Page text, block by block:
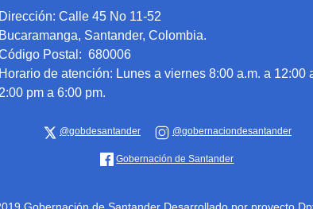
Dirección:Calle 45 No 11-52
Bucaramanga, Santander, Colombia.
Postal: 680006
Horario de atención: Lunes a viernes 8:00 a.m. a 12:00
2:00 pm a 6:00 pm.
@gobdesantander @gobernaciondesantander
Gobernación de Santander